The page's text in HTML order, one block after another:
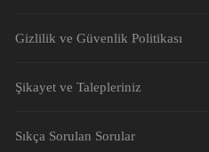
Gizlilik ve Güvenlik Politikası
Şikayet ve Talepleriniz
Sıkça Sorulan Sorular